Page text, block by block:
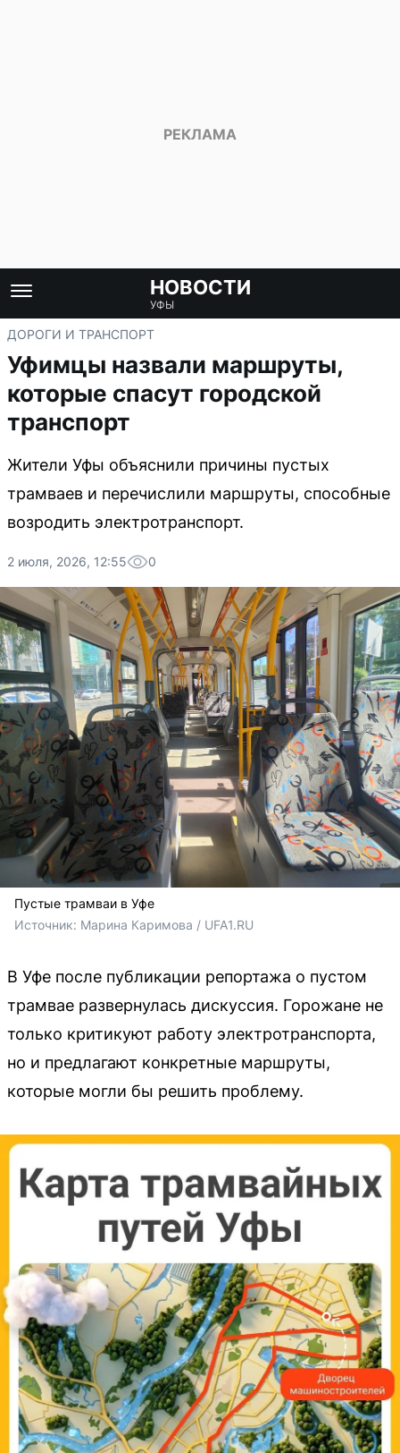
НОВОСТИ
УФЫ
ДОРОГИ И ТРАНСПОРТ
Уфимцы назвали маршруты,
которые спасут городской
транспорт
Жители Уфы объяснили причины пустых
трамваев и перечислили маршруты, способные
возродить электротранспорт.
2 июля, 2026, 12:55 0
Пустые трамваи в Уфе
Источник: Марина Каримова / UFA1.RU
В Уфе после публикации репортажа о пустом
трамвае развернулась дискуссия. Горожане не
только критикуют работу электротранспорта,
но и предлагают конкретные маршруты,
которые могли бы решить проблему.